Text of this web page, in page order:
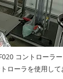
コントローラ
ーラを使用し